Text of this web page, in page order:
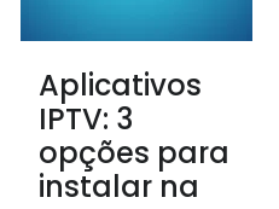
Aplicativos
IPTV: 3
opções para
instalar na